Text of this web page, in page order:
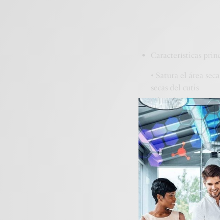
Características
• Satura el área
secas del cutis
• Atenúa el aspecto
• Ofrece una
Ingredientes clave
Elcomplejo
deAnthemis nobilis
de raíz de
regaliz (Glycyrrhiza
investigados y han
que tenga una